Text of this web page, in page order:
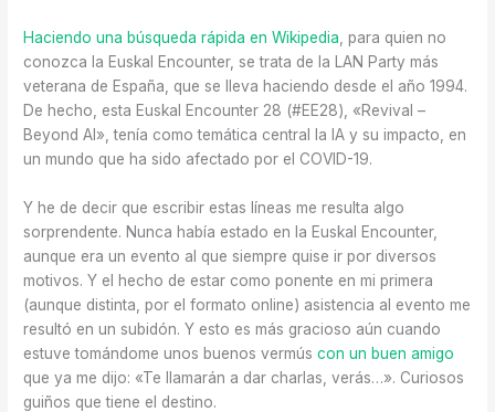
Haciendo una búsqueda rápida en Wikipedia , para quien no
conozca la Euskal Encounter, se trata de la LAN Party más
veterana de España, que se lleva haciendo desde el año 1994.
De hecho, esta Euskal Encounter 28 (#EE28), «Revival –
Beyond AI», tenía como temática central la IA y su impacto, en
un mundo que ha sido afectado por el COVID-19.
Y he de decir que escribir estas líneas me resulta algo
sorprendente. Nunca había estado en la Euskal Encounter,
aunque era un evento al que siempre quise ir por diversos
motivos. Y el hecho de estar como ponente en mi primera
(aunque distinta, por el formato online) asistencia al evento me
resultó en un subidón. Y esto es más gracioso aún cuando
estuve tomándome unos buenos vermúscon un buen amigo
que ya me dijo: «Te llamarán a dar charlas, verás…». Curiosos
guiños que tiene el destino.